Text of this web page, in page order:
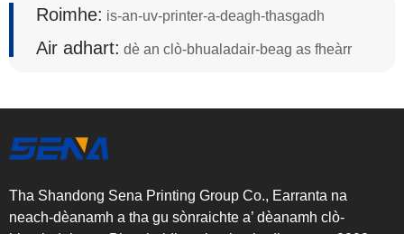
Roimhe: is-an-uv-printer-a-deagh-thasgadh
Air adhart: dè an clò-bhualadair-beag as fheàrr
Tha Shandong Sena Printing Group Co., Earranta na
neach-dèanamh a tha gu sònraichte a’ dèanamh clò-